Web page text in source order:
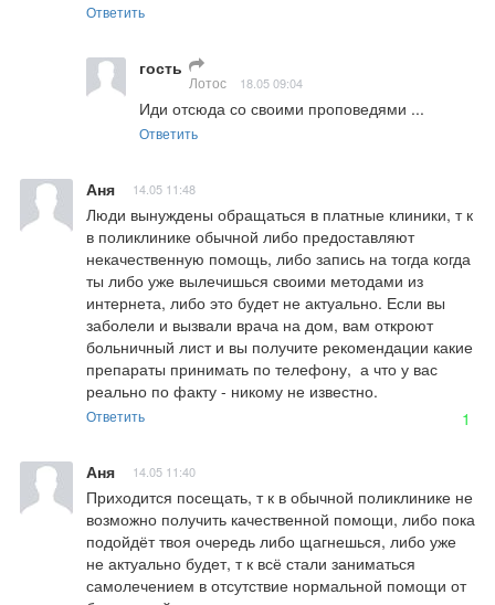
Ответить
гость
Лотос 18.05 09:04
Иди отсюда со своими проповедями ...
Ответить
Аня 14.05 11:48
Люди вынуждены обращаться в платные клиники, т к
в поликлинике обычной либо предоставляют
некачественную помощь, либо запись на тогда когда
ты либо уже вылечишься своими методами из
интернета, либо это будет не актуально. Если вы
заболели и вызвали врача на дом, вам откроют
больничный лист и вы получите рекомендации какие
препараты принимать по телефону,  а что у вас
реально по факту - никому не известно.
Ответить 1
Аня 14.05 11:40
Приходится посещать, т к в обычной поликлинике не
возможно получить качественной помощи, либо пока
подойдёт твоя очередь либо щагнешься, либо уже
не актуально будет, т к всё стали заниматься
самолечением в отсутствие нормальной помощи от